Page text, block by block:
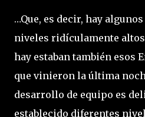
…Que, es decir, hay
niveles ridículamente
hay estaban también esos
que vinieron la última
desarrollo de equipo es
establecido diferentes